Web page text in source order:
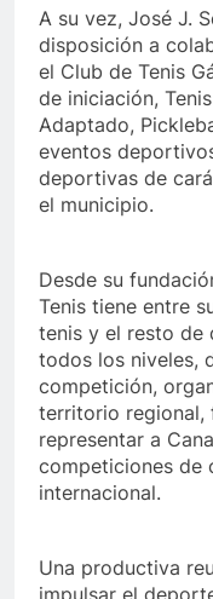
A su vez, José J.
disposición a
el Club de Tenis
de iniciación,
Adaptado,
eventos
deportivas de
el municipio.
Desde su
Tenis tiene entre
tenis y el resto de
todos los niveles,
competición,
territorio regional,
representar a
competiciones de
internacional.
Una productiva